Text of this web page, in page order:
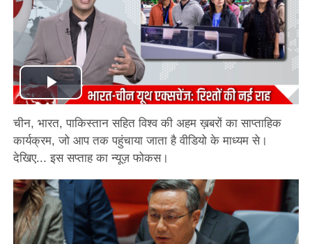
Play
Video
चीन, भारत, पाकिस्तान सहित विश्व की अहम ख़बरों का साप्ताहिक
कार्यक्रम, जो आप तक पहुंचाया जाता है वीडियो के माध्यम से।
देखिए... इस सप्ताह का न्यूज़ फोकस।